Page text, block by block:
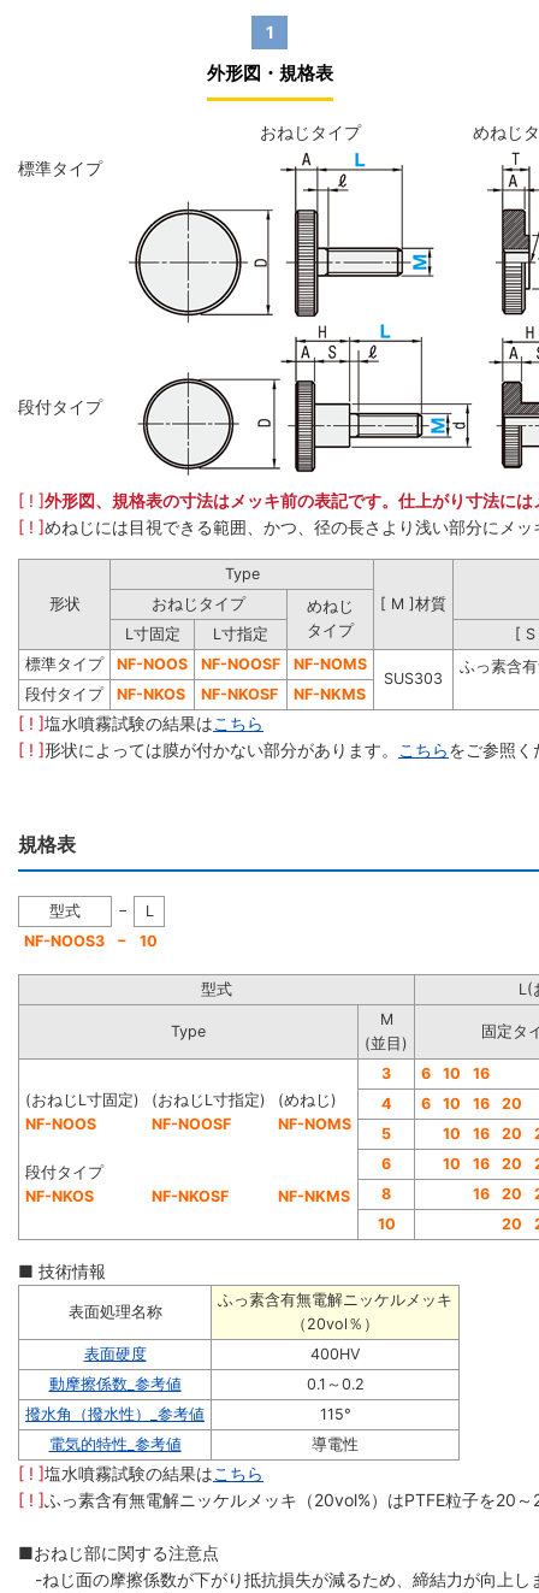
1
外形図・規格表
標準タイプ
段付タイプ
おねじタイプ めねじ
[ ! ]外形図、規格表の寸法はメッキ前の表記です。仕上がり寸法に
[ ! ]めねじには目視できる範囲、かつ、径の長さより浅い部分にメ
形状
Type
[ M ]材質
おねじタイプ
めねじ
タイプ
L寸固定 L寸指定
[
標準タイプ
NF-NOOS NF-NOOSF
NF-NOMS
SUS303
ふっ素含
段付タイプ NF-NKOS NF-NKOSF NF-NKMS
[ ! ]塩水噴霧試験の結果はこちら
[ ! ]形状によっては膜が付かない部分があります。 こちらをご参照く
規格表
型式 −
L
NF-NOOS3
− 10
型式 L(
Type
M
(並目)
固定タ
(おねじL寸固定)
NF-NOOS
段付タイプ
NF-NKOS
(おねじL寸指定)
NF-NOOSF
NF-NKOSF
(めねじ)
NF-NOMS
NF-NKMS
3 6 10
16
4
6 10 16
20
5
10 16 20
6
10 16 20
8
16 20
10
20
■ 技術情報
表面処理名称
ふっ素含有無電解ニッケルメッキ
（20vol％）
表面硬度
400HV
動摩擦係数_参考値
0.1～0.2
撥水角（撥水性）_参考値
115°
電気的特性_参考値
導電性
[ ! ]塩水噴霧試験の結果はこちら
[ ! ]ふっ素含有無電解ニッケルメッキ（20vol%）はPTFE粒子を20
■おねじ部に関する注意点
-ねじ面の摩擦係数が下がり抵抗損失が減るため、締結力が向上し